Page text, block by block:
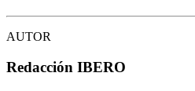
AUTOR
Redacción IBERO